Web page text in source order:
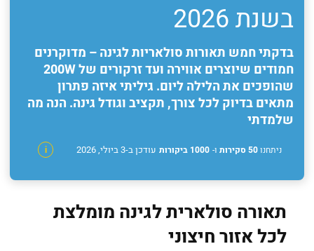
בשנת 2026
בדקתי חמש תאורות סולאריות לגינה – מדוקרנים
חמודים שיוצרים אווירה ועד זרקורים של 200W
שהופכים את הלילה ליום. גיליתי איזה פתרון
מתאים בדיוק לכל צורך, תקציב וגודל גינה. הנה מה
שלמדתי
ניתחנו50 סקירות ו- 1000 ביקורות i עודכן ב-3 ביולי, 2026
תאורה סולארית לגינה מומלצת
לכל אזור חיצוני